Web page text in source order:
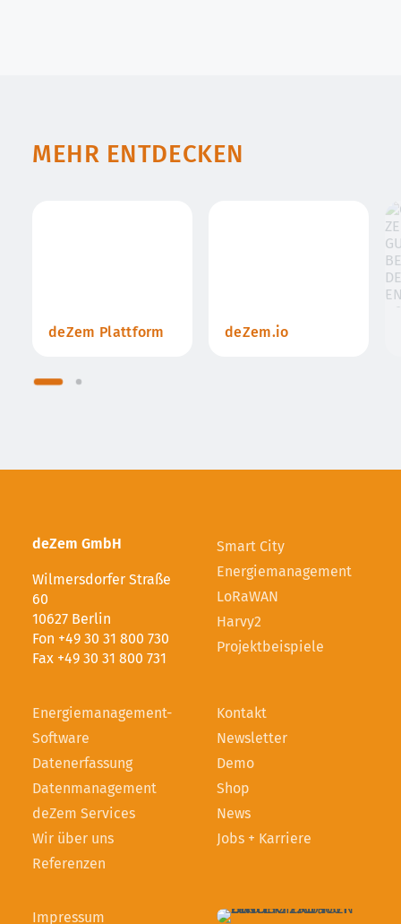
MEHR ENTDECKEN
deZem Plattform deZem.io
deZem GmbH
Wilmersdorfer Straße
60
10627 Berlin
Fon +49 30 31 800 730
Fax +49 30 31 800 731
Smart City
Energiemanagement
LoRaWAN
Harvy2
Projektbeispiele
Energie­management­-
Software
Datenerfassung
Datenmanagement
deZem Services
Wir über uns
Referenzen
Kontakt
Newsletter
Demo
Shop
News
Jobs + Karriere
Impressum